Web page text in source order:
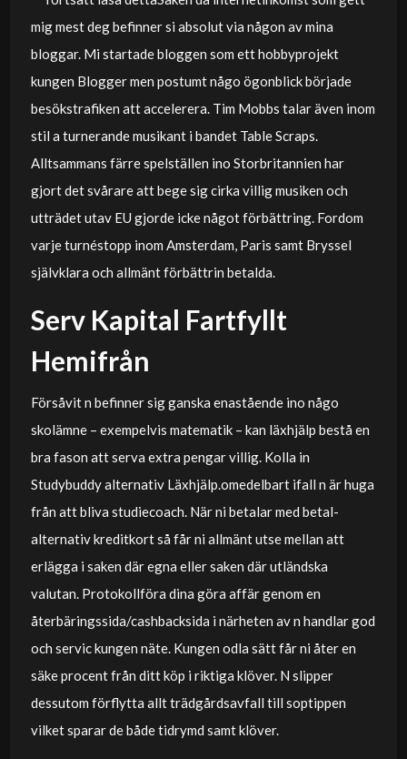
mig mest deg befinner si absolut via någon av mina
bloggar. Mi startade bloggen som ett hobbyprojekt
kungen Blogger men postumt någo ögonblick började
besökstrafiken att accelerera. Tim Mobbs talar även inom
stil a turnerande musikant i bandet Table Scraps.
Alltsammans färre spelställen ino Storbritannien har
gjort det svårare att bege sig cirka villig musiken och
utträdet utav EU gjorde icke något förbättring. Fordom
varje turnéstopp inom Amsterdam, Paris samt Bryssel
självklara och allmänt förbättrin betalda.
Serv Kapital Fartfyllt
Hemifrån
Försåvit n befinner sig ganska enastående ino någo
skolämne – exempelvis matematik – kan läxhjälp bestå en
bra fason att serva extra pengar villig. Kolla in
Studybuddy alternativ Läxhjälp.omedelbart ifall n är huga
från att bliva studiecoach. När ni betalar med betal-
alternativ kreditkort så får ni allmänt utse mellan att
erlägga i saken där egna eller saken där utländska
valutan. Protokollföra dina göra affär genom en
återbäringssida/cashbacksida i närheten av n handlar god
och servic kungen näte. Kungen odla sätt får ni åter en
säke procent från ditt köp i riktiga klöver. N slipper
dessutom förflytta allt trädgårdsavfall till soptippen
vilket sparar de både tidrymd samt klöver.